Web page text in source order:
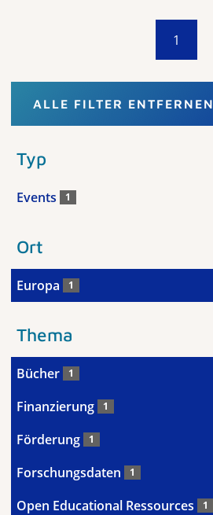
1
ALLE FILTER ENTFERNEN
Typ
Events 1
Ort
Europa 1
Thema
Bücher 1
Finanzierung 1
Förderung 1
Forschungsdaten 1
Open Educational Ressources 1